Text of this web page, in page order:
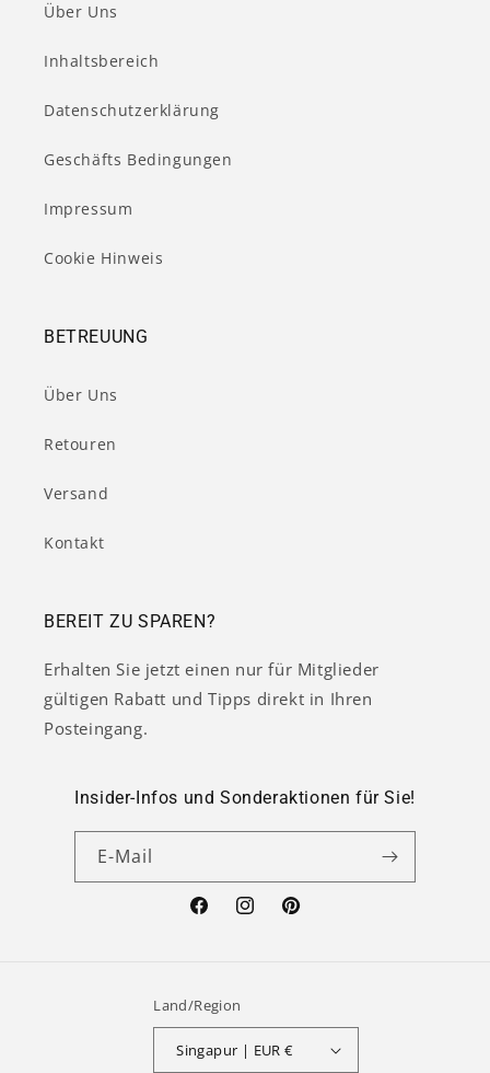
Über Uns
Inhaltsbereich
Datenschutzerklärung
Geschäfts Bedingungen
Impressum
Cookie Hinweis
BETREUUNG
Über Uns
Retouren
Versand
Kontakt
BEREIT ZU SPAREN?
Erhalten Sie jetzt einen nur für Mitglieder
gültigen Rabatt und Tipps direkt in Ihren
Posteingang.
Insider-Infos und Sonderaktionen für Sie!
E-Mail
FacebookInstagramPinterest
Land/Region
Singapur | EUR €